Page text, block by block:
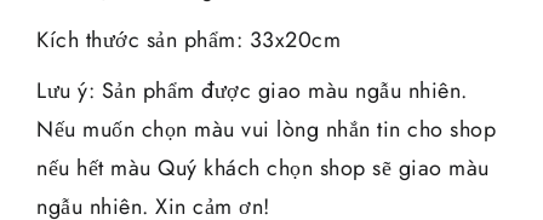
Kích thước sản phẩm: 33x20cm
Lưu ý: Sản phẩm được giao màu ngẫu nhiên.
Nếu muốn chọn màu vui lòng nhắn tin cho shop
nếu hết màu Quý khách chọn shop sẽ giao màu
ngẫu nhiên. Xin cảm ơn!